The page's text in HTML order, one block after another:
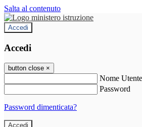
Salta al contenuto
Accedi
Accedi
button close ×
Nome Utente
Password
Password dimenticata?